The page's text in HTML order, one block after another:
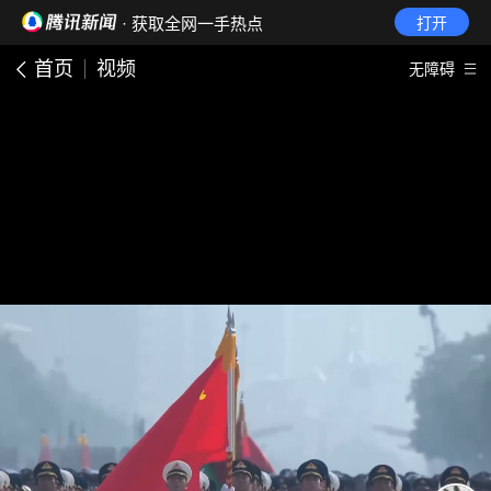
· 获取全网一手热点 打开
首页 视频 无障碍